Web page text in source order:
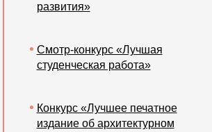
развития»
Смотр-конкурс «Лучшая
студенческая работа»
Конкурс «Лучшее печатное
издание об архитектурном